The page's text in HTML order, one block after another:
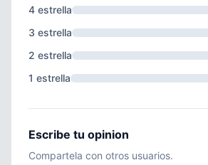
4 estrella
3 estrella
2 estrella
1 estrella
Escribe tu opinion
Compartela con otros usuarios.